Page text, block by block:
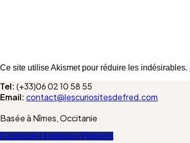
Ce site utilise Akismet pour réduire les indésirables.
Tel: (+33)06 02 10 58 55
Email: contact@lescuriositesdefred.com
Basée à Nîmes, Occitanie
Facebook-f Instagram Pinterest